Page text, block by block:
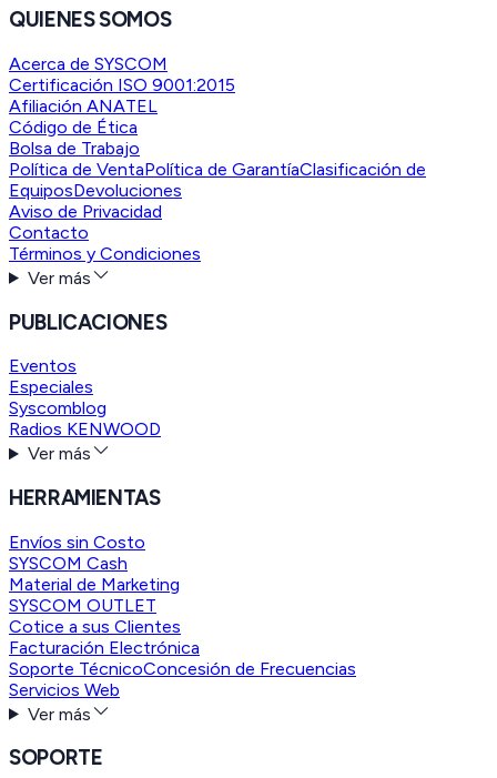
QUIENES SOMOS
Acerca de SYSCOM
Certificación ISO 9001:2015
Afiliación ANATEL
Código de Ética
Bolsa de Trabajo
Política de VentaPolítica de GarantíaClasificación de
EquiposDevoluciones
Aviso de Privacidad
Contacto
Términos y Condiciones
Ver más
PUBLICACIONES
Eventos
Especiales
Syscomblog
Radios KENWOOD
Ver más
HERRAMIENTAS
Envíos sin Costo
SYSCOM Cash
Material de Marketing
SYSCOM OUTLET
Cotice a sus Clientes
Facturación Electrónica
Soporte TécnicoConcesión de Frecuencias
Servicios Web
Ver más
SOPORTE